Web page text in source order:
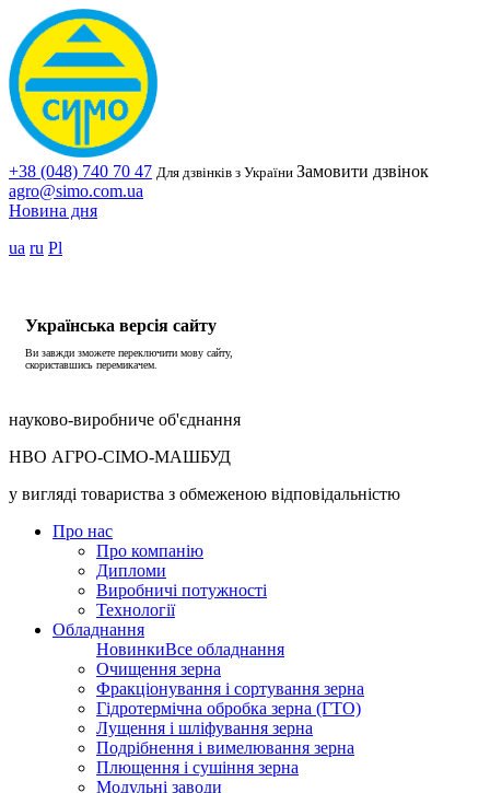
+38 (048) 740 70 47 Для дзвінків з України Замовити дзвінок
agro@simo.com.ua
Новина дня
ua ru Pl
Українська версія сайту
Ви завжди зможете переключити мову сайту,
скориставшись перемикачем.
науково-виробниче об'єднання
НВО АГРО-СІМО-МАШБУД
у вигляді товариства з обмеженою відповідальністю
Про нас
Про компанію
Дипломи
Виробничі потужності
Технології
Обладнання
НовинкиВсе обладнання
Очищення зерна
Фракціонування і сортування зерна
Гідротермічна обробка зерна (ГТО)
Лущення і шліфування зерна
Подрібнення і вимелювання зерна
Плющення і сушіння зерна
Модульні заводи